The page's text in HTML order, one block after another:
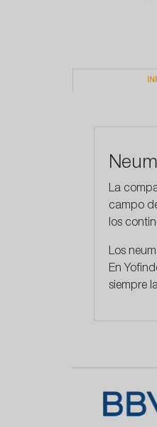
La
campo
los
Los
En
siempre